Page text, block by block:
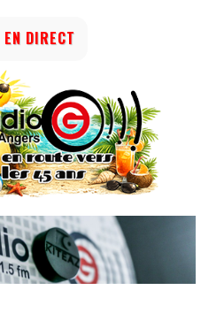
EN DIRECT